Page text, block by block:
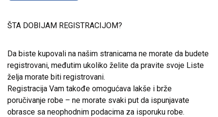
ŠTA DOBIJAM REGISTRACIJOM?
Da biste kupovali na našim stranicama ne morate da budete
registrovani, međutim ukoliko želite da pravite svoje Liste
želja morate biti registrovani.
Registracija Vam takođe omogućava lakše i brže
poručivanje robe – ne morate svaki put da ispunjavate
obrasce sa neophodnim podacima za isporuku robe.